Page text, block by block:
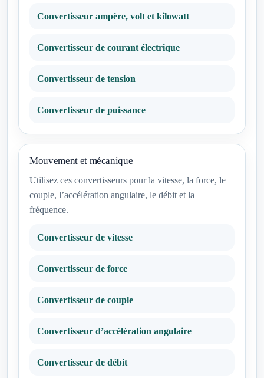
Convertisseur ampère, volt et kilowatt
Convertisseur de courant électrique
Convertisseur de tension
Convertisseur de puissance
Mouvement et mécanique
Utilisez ces convertisseurs pour la vitesse, la force, le
couple, l’accélération angulaire, le débit et la
fréquence.
Convertisseur de vitesse
Convertisseur de force
Convertisseur de couple
Convertisseur d’accélération angulaire
Convertisseur de débit